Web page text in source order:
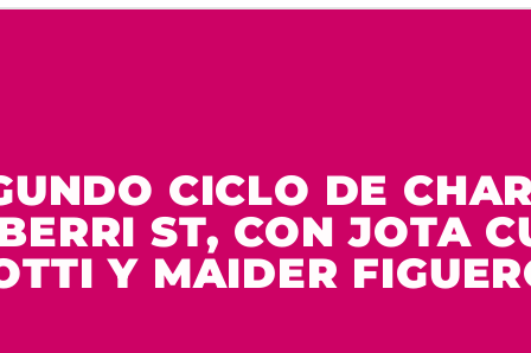
CICLO DE
ST, CON JOTA
Y MAIDER